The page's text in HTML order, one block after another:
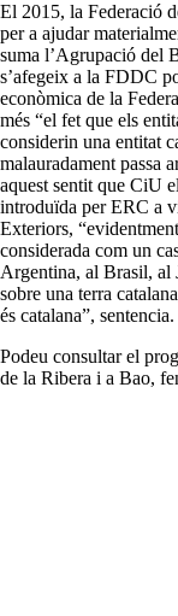
El 2015, la Federació
per a ajudar
suma l’Agrupació del
s’afegeix a la FDDC
econòmica de la
més “el fet que els
considerin una entitat
malauradament passa
aquest sentit que CiU
introduïda per ERC a
Exteriors,
considerada com un
Argentina, al Brasil, al
sobre una terra
és catalana”, sentencia.
Podeu consultar el
de la Ribera i a Bao,